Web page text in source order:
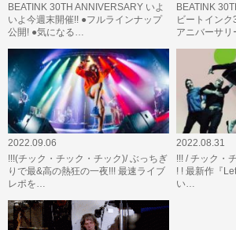
BEATINK 30TH ANNIVERSARY いよ
いよ今週末開催!! ●フルラインナップ
公開! ●気になる…
BEATINK
ビートイン
アニバーサ
2022.09.06
!!!(チック・チック・チック)/ ぶっちぎ
りで最&高の熱狂の一夜!!! 最速ライブ
レポを…
2022.08.31
!!! / チック・
! ! 最新作『
い…